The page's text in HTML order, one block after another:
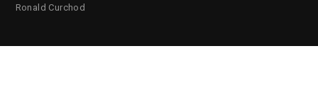
Ronald Curchod